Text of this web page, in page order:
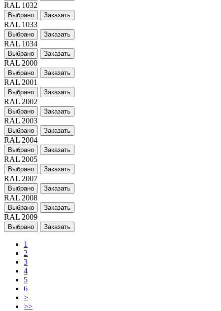
RAL 1032
Выбрано Заказать
RAL 1033
Выбрано Заказать
RAL 1034
Выбрано Заказать
RAL 2000
Выбрано Заказать
RAL 2001
Выбрано Заказать
RAL 2002
Выбрано Заказать
RAL 2003
Выбрано Заказать
RAL 2004
Выбрано Заказать
RAL 2005
Выбрано Заказать
RAL 2007
Выбрано Заказать
RAL 2008
Выбрано Заказать
RAL 2009
Выбрано Заказать
1
2
3
4
5
6
>
>>